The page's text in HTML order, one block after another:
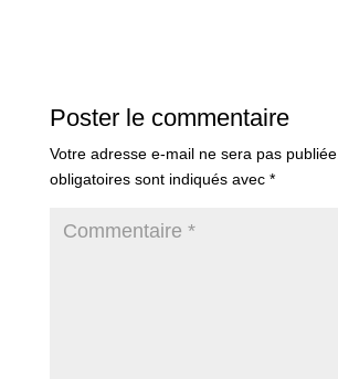
Poster le commentaire
Votre adresse e-mail ne sera pas publiée.
obligatoires sont indiqués avec *